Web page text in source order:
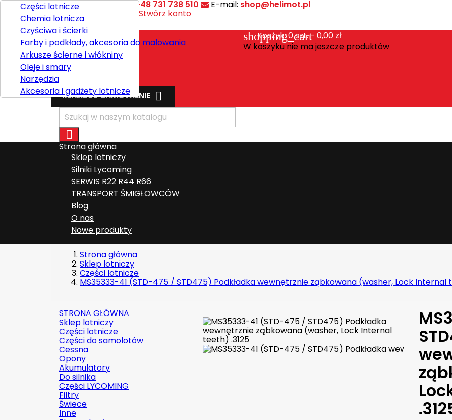
Kontakt Telefon:+48 731 738 510 E-mail: shop@helimot.pl
Witaj,
Stwórz konto
Polski
shopping_cart
Koszyk:0szt. - 0,00 zł
W koszyku nie ma jeszcze produktów
Wysyłka
Razem
REALIZUJ ZAMÓWIENIE 

Strona główna
Sklep lotniczy
Części lotnicze
Chemia lotnicza
Czyściwa i ścierki
Farby i podkłady, akcesoria do malowania
Arkusze ścierne i włókniny
Oleje i smary
Narzędzia
Akcesoria i gadżety lotnicze
Silniki Lycoming
SERWIS R22 R44 R66
TRANSPORT ŚMIGŁOWCÓW
Blog
O nas
Nowe produkty
Strona główna
Sklep lotniczy
Części lotnicze
MS35333-41 (STD-475 / STD475) Podkładka wewnętrznie ząbkowana (washer, Lock Internal
STRONA GŁÓWNA
Sklep lotniczy
Części lotnicze
Części do samolotów
Cessna
Opony
Akumulatory
Do silnika
Części LYCOMING
Filtry
Świece
Inne